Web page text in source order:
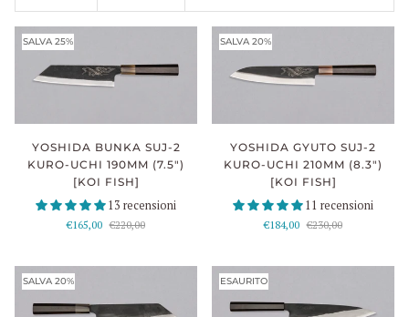
SALVA 25%
YOSHIDA BUNKA SUJ-2
KURO-UCHI 190MM (7.5")
[KOI FISH]
13 recensioni
€165,00 €220,00
SALVA 20%
YOSHIDA GYUTO SUJ-2
KURO-UCHI 210MM (8.3")
[KOI FISH]
11 recensioni
€184,00 €230,00
SALVA 20% ESAURITO